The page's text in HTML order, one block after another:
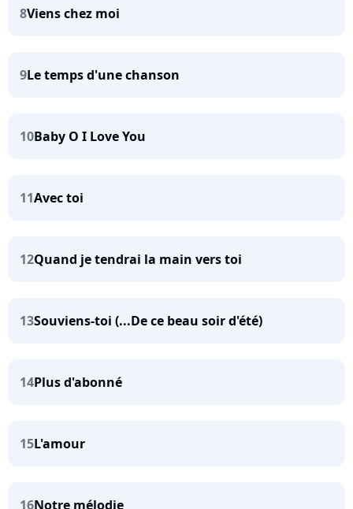
8Viens chez moi
9Le temps d'une chanson
10Baby O I Love You
11Avec toi
12Quand je tendrai la main vers toi
13Souviens-toi (...De ce beau soir d'été)
14Plus d'abonné
15L'amour
16Notre mélodie